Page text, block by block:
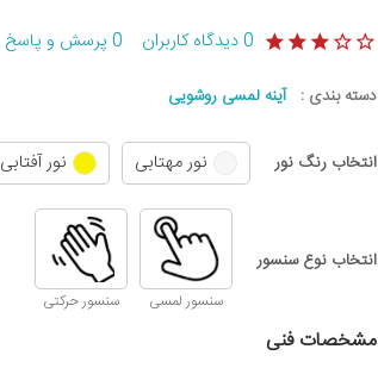
0دیدگاه کاربران 0 پرسش و پاسخ
دسته بندی : آینه لمسی روشویی
انتخاب رنگ نور نور مهتابی نور آفتابی
انتخاب نوع سنسور
سنسور لمسی سنسور حرکتی
مشخصات فنی